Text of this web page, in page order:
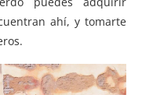
ahí, y tomarte